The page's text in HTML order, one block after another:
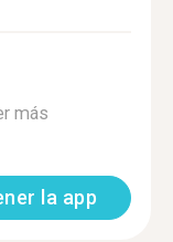
más
la app